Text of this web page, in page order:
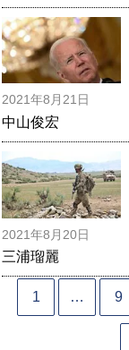
2021年8月21日
中山俊宏
2021年8月20日
三浦瑠麗
1 … 9